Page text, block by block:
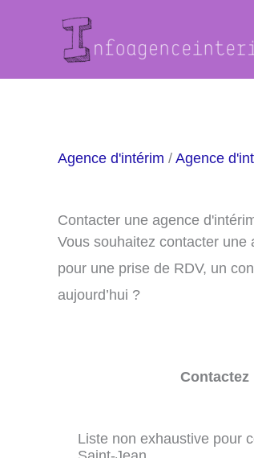
Agence d'intérim / Agence
Contacter une agence
Vous souhaitez contacter
pour une prise de RDV, un
aujourd’hui ?
Contactez
Liste non exhaustive pour